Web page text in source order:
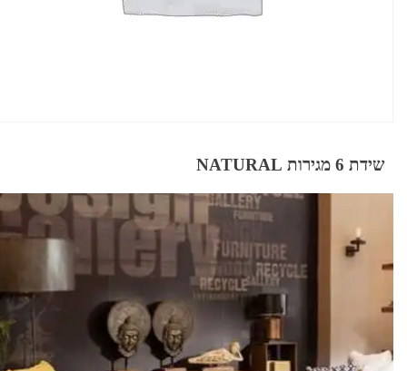
שידת 6 מגירות NATURAL